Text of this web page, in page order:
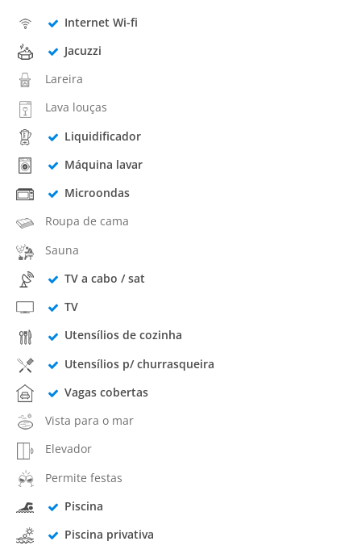
Internet Wi-fi
Jacuzzi
Lareira
Lava louças
Liquidificador
Máquina lavar
Microondas
Roupa de cama
Sauna
TV a cabo / sat
TV
Utensílios de cozinha
Utensílios p/ churrasqueira
Vagas cobertas
Vista para o mar
Elevador
Permite festas
Piscina
Piscina privativa